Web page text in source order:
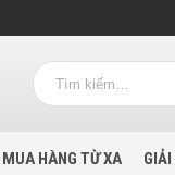
MUA HÀNG TỪ XA